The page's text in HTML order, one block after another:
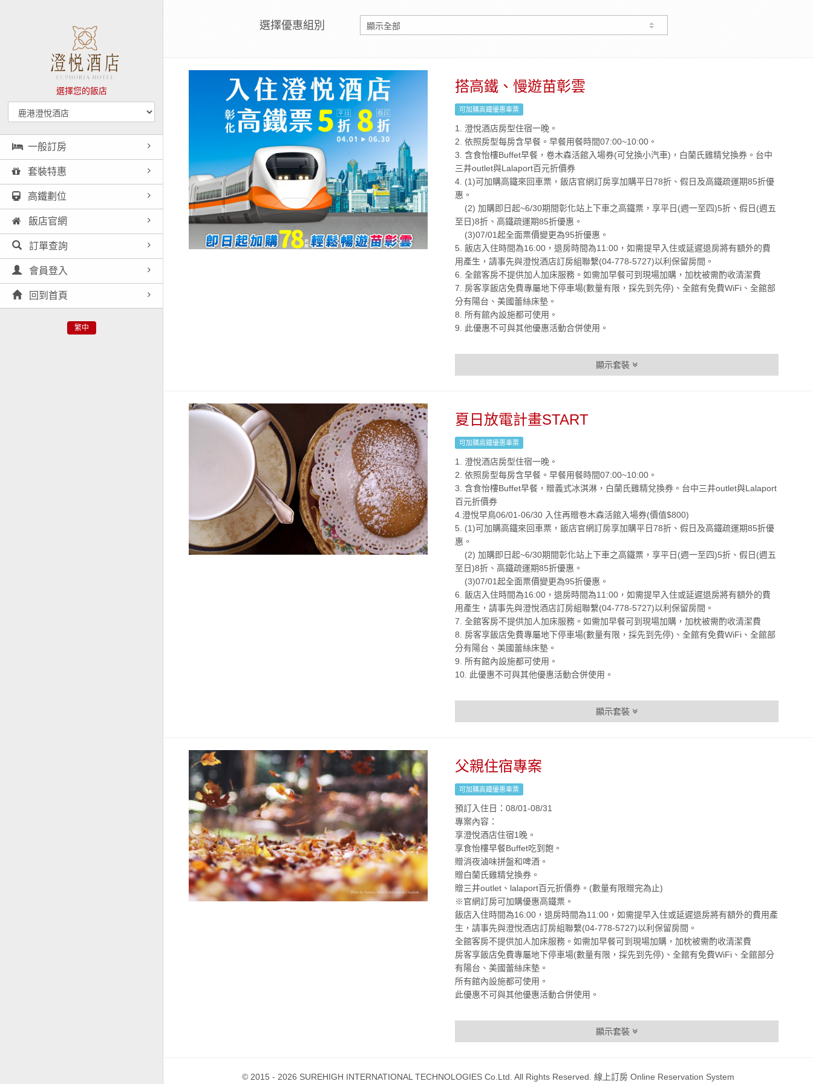
選擇您的飯店
一般訂房
套裝特惠
高鐵劃位
飯店官網
訂單查詢
會員登入
回到首頁
繁中
選擇優惠組別
搭高鐵、慢遊苗彰雲
可加購高鐵優惠車票
1. 澄悅酒店房型住宿一晚。
2. 依照房型每房含早餐。早餐用餐時間07:00~10:00。
3. 含食怡樓Buffet早餐，卷木森活館入場券(可兌換小汽車)，白蘭氏雞精兌換券。台中
三井outlet與Lalaport百元折價券
4. (1)可加購高鐵來回車票，飯店官網訂房享加購平日78折、假日及高鐵疏運期85折優
惠。
(2) 加購即日起~6/30期間彰化站上下車之高鐵票，享平日(週一至四)5折、假日(週五
至日)8折、高鐵疏運期85折優惠。
(3)07/01起全面票價變更為95折優惠。
5. 飯店入住時間為16:00，退房時間為11:00，如需提早入住或延遲退房將有額外的費
用產生，請事先與澄悅酒店訂房組聯繫(04-778-5727)以利保留房間。
6. 全館客房不提供加人加床服務。如需加早餐可到現場加購，加枕被需酌收清潔費
7. 房客享飯店免費專屬地下停車場(數量有限，採先到先停)、全館有免費WiFi、全館部
分有陽台、美國蕾絲床墊。
8. 所有館內設施都可使用。
9. 此優惠不可與其他優惠活動合併使用。
顯示套裝
夏日放電計畫START
可加購高鐵優惠車票
1. 澄悅酒店房型住宿一晚。
2. 依照房型每房含早餐。早餐用餐時間07:00~10:00。
3. 含食怡樓Buffet早餐，贈義式冰淇淋，白蘭氏雞精兌換券。台中三井outlet與Lalaport
百元折價券
4.澄悅早鳥06/01-06/30 入住再贈卷木森活館入場券(價值$800)
5. (1)可加購高鐵來回車票，飯店官網訂房享加購平日78折、假日及高鐵疏運期85折優
惠。
(2) 加購即日起~6/30期間彰化站上下車之高鐵票，享平日(週一至四)5折、假日(週五
至日)8折、高鐵疏運期85折優惠。
(3)07/01起全面票價變更為95折優惠。
6. 飯店入住時間為16:00，退房時間為11:00，如需提早入住或延遲退房將有額外的費
用產生，請事先與澄悅酒店訂房組聯繫(04-778-5727)以利保留房間。
7. 全館客房不提供加人加床服務。如需加早餐可到現場加購，加枕被需酌收清潔費
8. 房客享飯店免費專屬地下停車場(數量有限，採先到先停)、全館有免費WiFi、全館部
分有陽台、美國蕾絲床墊。
9. 所有館內設施都可使用。
10. 此優惠不可與其他優惠活動合併使用。
顯示套裝
父親住宿專案
可加購高鐵優惠車票
預訂入住日：08/01-08/31
專案內容：
享澄悅酒店住宿1晚。
享食怡樓早餐Buffet吃到飽。
贈消夜滷味拼盤和啤酒。
贈白蘭氏雞精兌換券。
贈三井outlet、lalaport百元折價券。(數量有限贈完為止)
※官網訂房可加購優惠高鐵票。
飯店入住時間為16:00，退房時間為11:00，如需提早入住或延遲退房將有額外的費用產
生，請事先與澄悅酒店訂房組聯繫(04-778-5727)以利保留房間。
全館客房不提供加人加床服務。如需加早餐可到現場加購，加枕被需酌收清潔費
房客享飯店免費專屬地下停車場(數量有限，採先到先停)、全館有免費WiFi、全館部分
有陽台、美國蕾絲床墊。
所有館內設施都可使用。
此優惠不可與其他優惠活動合併使用。
顯示套裝
© 2015 - 2026 SUREHIGH INTERNATIONAL TECHNOLOGIES Co.Ltd. All Rights Reserved. 線上訂房 Online Reservation System